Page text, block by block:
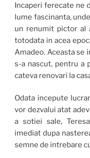
Incaperi ferecate ne
lume fascinanta,
un renumit pictor al
totodata in acea
Amadeo. Aceasta se
s-a nascut, pentru a
cateva renovari la
Odata incepute
vor dezvalui atat
a sotiei sale,
imediat dupa
semne de intrebare